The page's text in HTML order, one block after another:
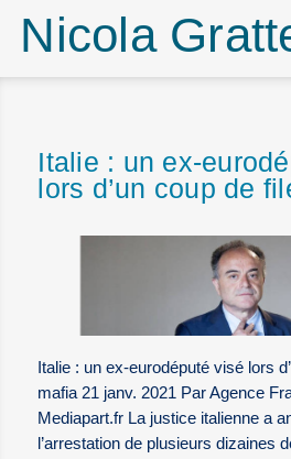
Nicola
Italie : un ex-
lors d’un coup de
Italie : un ex-eurodéputé visé lors
mafia 21 janv. 2021 Par Agence
Mediapart.fr La justice italienne a
l’arrestation de plusieurs dizaines